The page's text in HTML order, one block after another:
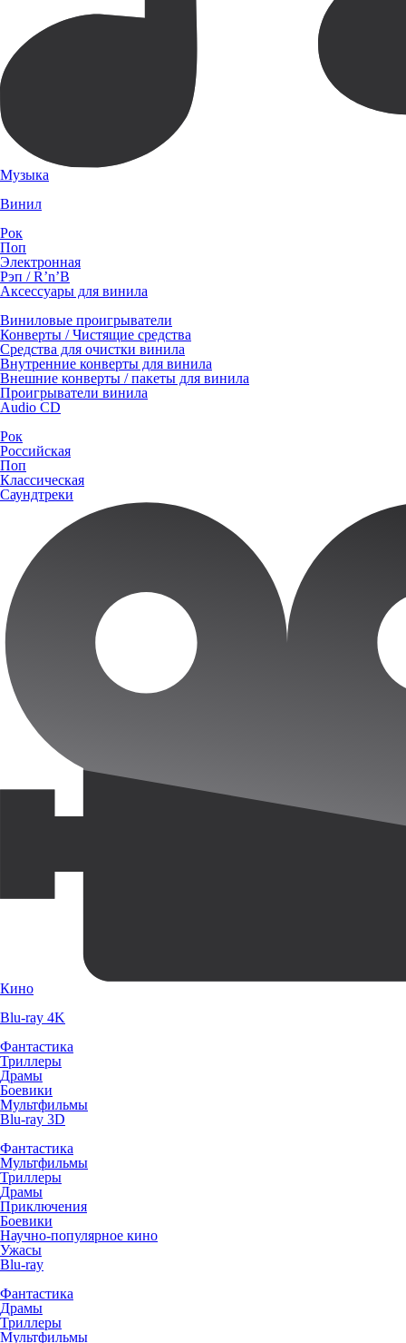
Музыка
Винил
Рок
Поп
Электронная
Рэп / R’n’B
Аксессуары для винила
Виниловые проигрыватели
Конверты / Чистящие средства
Средства для очистки винила
Внутренние конверты для винила
Внешние конверты / пакеты для винила
Проигрыватели винила
Audio CD
Рок
Российская
Поп
Классическая
Саундтреки
Кино
Blu-ray 4K
Фантастика
Триллеры
Драмы
Боевики
Мультфильмы
Blu-ray 3D
Фантастика
Мультфильмы
Триллеры
Драмы
Приключения
Боевики
Научно-популярное кино
Ужасы
Blu-ray
Фантастика
Драмы
Триллеры
Мультфильмы